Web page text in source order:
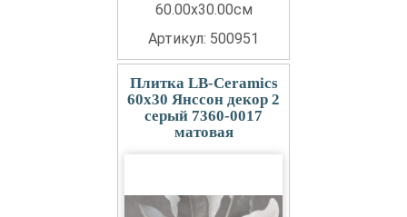
60.00x30.00см
Артикул: 500951
Плитка LB-Ceramics
60x30 Янссон декор 2
серый 7360-0017
матовая